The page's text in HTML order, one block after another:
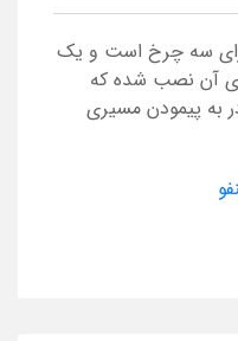
سه چرخ است و یک
بر روی آن نصب شده که
به پیمودن مسیری